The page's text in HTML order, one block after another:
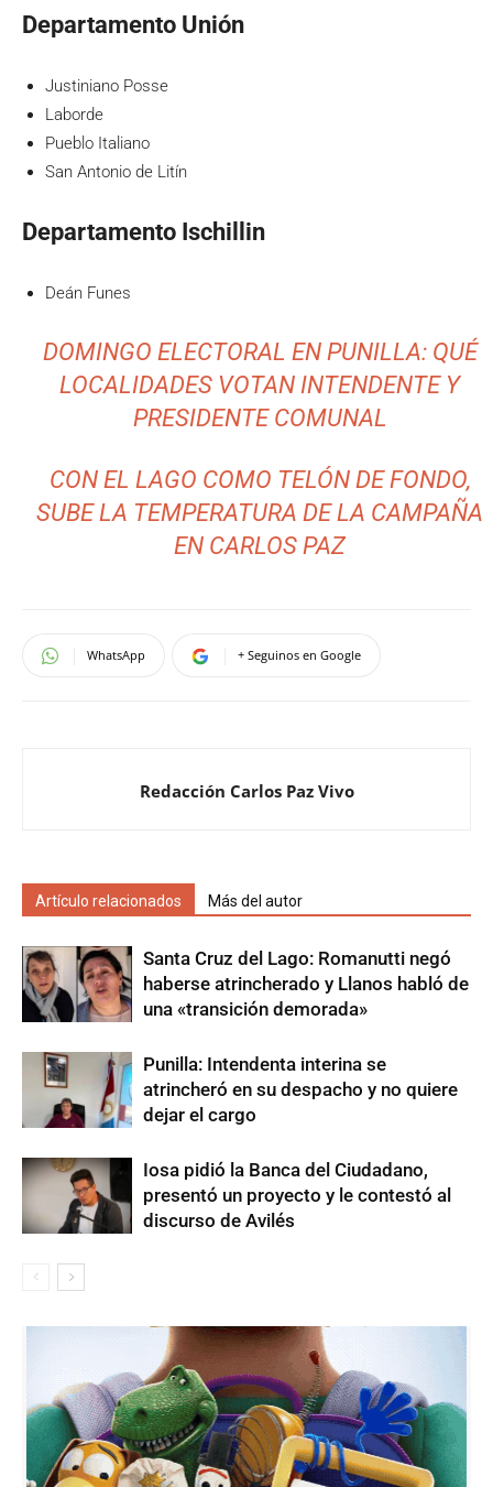
Departamento Unión
Justiniano Posse
Laborde
Pueblo Italiano
San Antonio de Litín
Departamento Ischillin
Deán Funes
DOMINGO ELECTORAL EN PUNILLA: QUÉ
LOCALIDADES VOTAN INTENDENTE Y
PRESIDENTE COMUNAL
CON EL LAGO COMO TELÓN DE FONDO,
SUBE LA TEMPERATURA DE LA CAMPAÑA
EN CARLOS PAZ
WhatsApp + Seguinos en Google
Redacción Carlos Paz Vivo
Artículo relacionados Más del autor
Santa Cruz del Lago: Romanutti negó
haberse atrincherado y Llanos habló de
una «transición demorada»
Punilla: Intendenta interina se
atrincheró en su despacho y no quiere
dejar el cargo
Iosa pidió la Banca del Ciudadano,
presentó un proyecto y le contestó al
discurso de Avilés